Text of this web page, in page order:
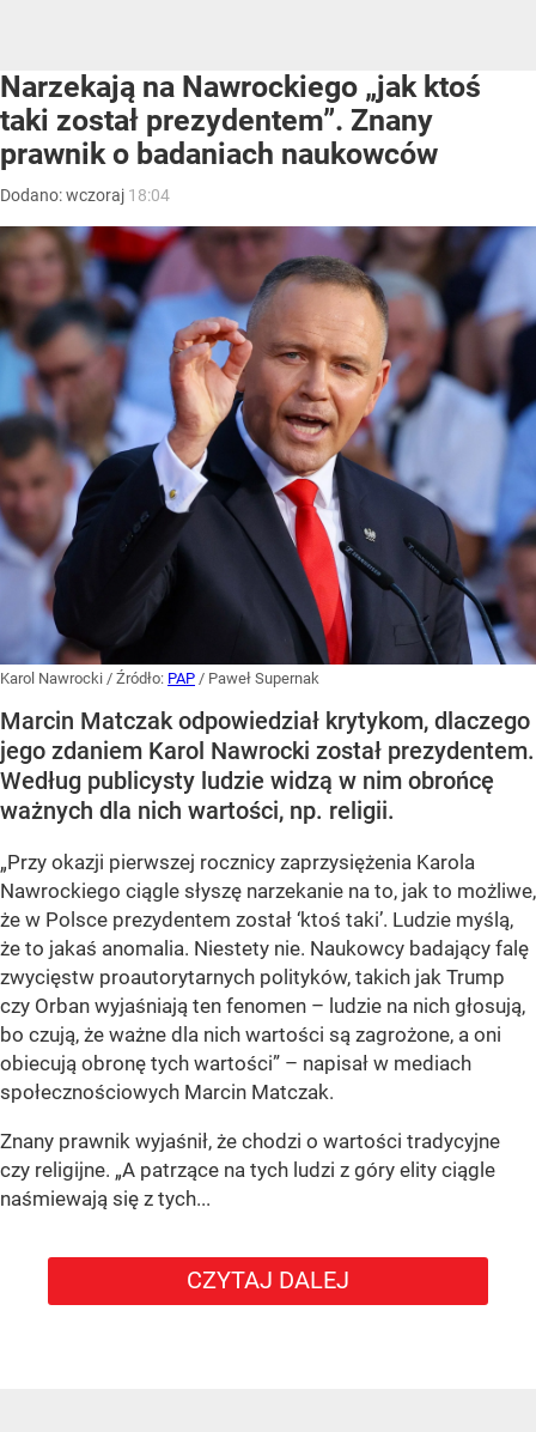
Narzekają na Nawrockiego „jak ktoś
taki został prezydentem”. Znany
prawnik o badaniach naukowców
Dodano:wczoraj 18:04
Karol Nawrocki / Źródło: PAP / Paweł Supernak
Marcin Matczak odpowiedział krytykom, dlaczego
jego zdaniem Karol Nawrocki został prezydentem.
Według publicysty ludzie widzą w nim obrońcę
ważnych dla nich wartości, np. religii.
„Przy okazji pierwszej rocznicy zaprzysiężenia Karola
Nawrockiego ciągle słyszę narzekanie na to, jak to możliwe,
że w Polsce prezydentem został ‘ktoś taki’. Ludzie myślą,
że to jakaś anomalia. Niestety nie. Naukowcy badający falę
zwycięstw proautorytarnych polityków, takich jak Trump
czy Orban wyjaśniają ten fenomen – ludzie na nich głosują,
bo czują, że ważne dla nich wartości są zagrożone, a oni
obiecują obronę tych wartości” – napisał w mediach
społecznościowych Marcin Matczak.
Znany prawnik wyjaśnił, że chodzi o wartości tradycyjne
czy religijne. „A patrzące na tych ludzi z góry elity ciągle
naśmiewają się z tych...
CZYTAJ DALEJ